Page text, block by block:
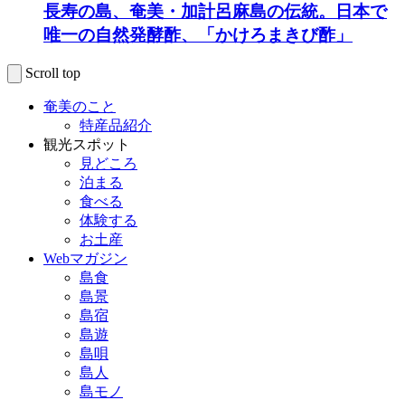
長寿の島、奄美・加計呂麻島の伝統。日本で
唯一の自然発酵酢、「かけろまきび酢」
Scroll top
奄美のこと
特産品紹介
観光スポット
見どころ
泊まる
食べる
体験する
お土産
Webマガジン
島食
島景
島宿
島遊
島唄
島人
島モノ